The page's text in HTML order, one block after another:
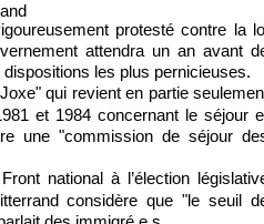
protesté contre la
attendra un an avant
dispositions les plus pernicieuses.
qui revient en partie
et 1984 concernant le séjour
une "commission de séjour
national à l’élection
considère que "le seuil